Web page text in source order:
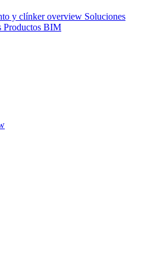
y clínker overview Soluciones
Productos BIM